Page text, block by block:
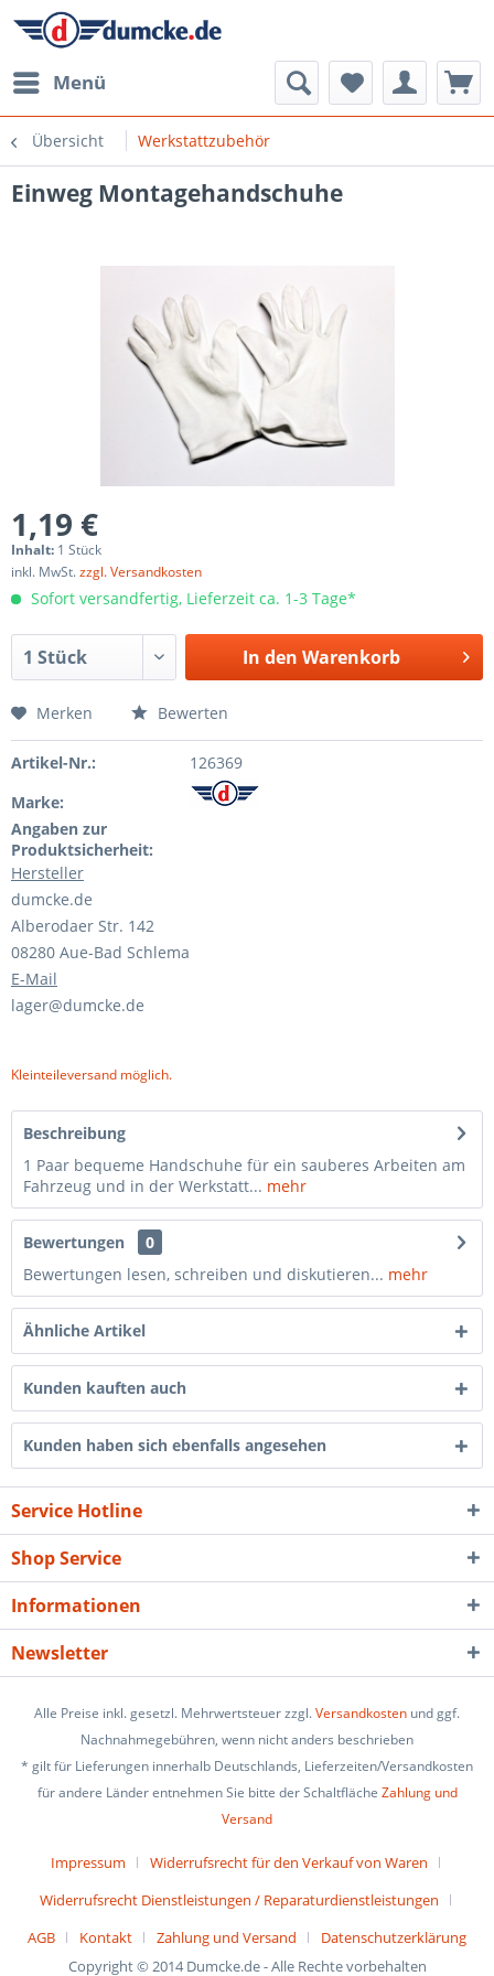
Menü
Übersicht Werkstattzubehör
Einweg Montagehandschuhe
1,19 €
Inhalt: 1 Stück
inkl. MwSt.zzgl. Versandkosten
Sofort versandfertig, Lieferzeit ca. 1-3 Tage*
In den Warenkorb
Merken Bewerten
Artikel-Nr.:
126369
Marke:
Angaben zur
Produktsicherheit:
Hersteller
dumcke.de
Alberodaer Str. 142
08280 Aue-Bad Schlema
E-Mail
lager@dumcke.de
Kleinteileversand möglich.
Beschreibung
1 Paar bequeme Handschuhe für ein sauberes Arbeiten am
Fahrzeug und in der Werkstatt... mehr
Bewertungen
0
Bewertungen lesen, schreiben und diskutieren... mehr
Ähnliche Artikel
Kunden kauften auch
Kunden haben sich ebenfalls angesehen
Service Hotline
Shop Service
Informationen
Newsletter
Alle Preise inkl. gesetzl. Mehrwertsteuer zzgl.Versandkosten und ggf.
Nachnahmegebühren, wenn nicht anders beschrieben
* gilt für Lieferungen innerhalb Deutschlands, Lieferzeiten/Versandkosten
für andere Länder entnehmen Sie bitte der Schaltfläche Zahlung und
Versand
Impressum
Widerrufsrecht für den Verkauf von Waren
Widerrufsrecht Dienstleistungen / Reparaturdienstleistungen
AGB
Kontakt Zahlung und Versand
Datenschutzerklärung
Copyright © 2014 Dumcke.de - Alle Rechte vorbehalten